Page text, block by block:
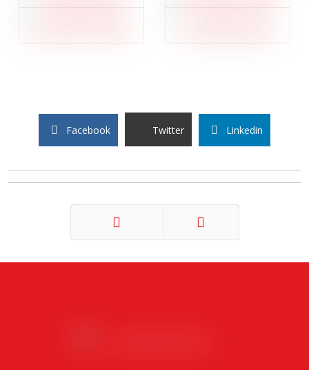
Facebook Twitter Linkedin